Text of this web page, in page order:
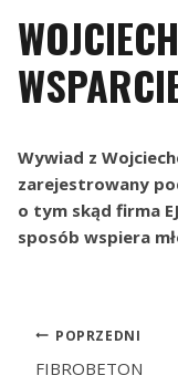
Wywiad z
zarejestrowany
o tym skąd firma
sposób wspiera
POPRZEDNI
FIBROBETON